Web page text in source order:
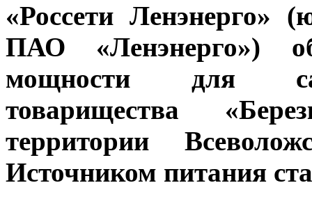
«Россети Ленэнерго»
ПАО «Ленэнерго»)
мощности для
товарищества
территории
Источником питания